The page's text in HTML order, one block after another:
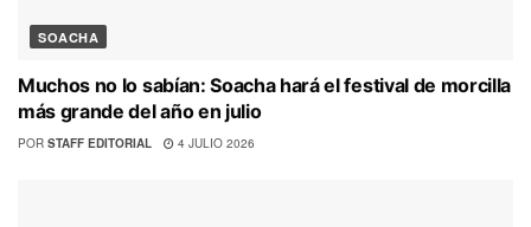
SOACHA
Muchos no lo sabían: Soacha hará el festival de morcilla
más grande del año en julio
POR STAFF EDITORIAL 4 JULIO 2026